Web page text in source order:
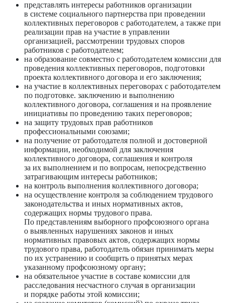
представлять интересы работников организации
в системе социального партнерства при проведении
коллективных переговоров с работодателем, а также при
реализации прав на участие в управлении
организацией, рассмотрении трудовых споров
работников с работодателем;
на образование совместно с работодателем комиссии для
проведения коллективных пe­реговоров, подготовки
проекта коллективного договора и его заключения;
на участие в коллективных переговорах с работодателем
по подготовке. заключению и выполнению
коллективного договора, соглашения и на проявление
инициативы по про­ведению таких переговоров;
на защиту трудовых прав работников
профессиональными союзами;
на получение от работодателя полной и достоверной
информации, необходимой для заключения
коллективного договора, соглашения и контроля
за их выполнением и по во­просам, непосредственно
затрагивающим интересы работников;
на контроль выполнения коллективного договора;
на осуществление контроля за соблюдением трудового
законодательства и иных нормативных актов,
содержащих нормы трудового права.
По представлениям выборнoго профсоюзного органа
о выявленных нарушениях законов и иных
нормативных правовых актов, содержащих нормы
трудового права, работодатель обязан принимать мe­ры
по их устранению и сообщить о принятых мерах
указанному профсоюзному органу;
на обязательное участие в составе комиссии для
расследования несчастного случая в организации
и порядке работы этой комиссии;